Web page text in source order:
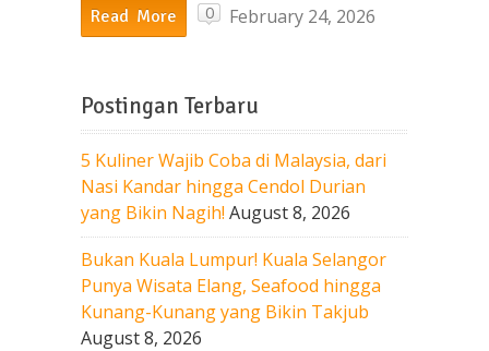
Read More 0 February 24, 2026
Postingan Terbaru
5 Kuliner Wajib Coba di Malaysia, dari
Nasi Kandar hingga Cendol Durian
yang Bikin Nagih! August 8, 2026
Bukan Kuala Lumpur! Kuala Selangor
Punya Wisata Elang, Seafood hingga
Kunang-Kunang yang Bikin Takjub
August 8, 2026